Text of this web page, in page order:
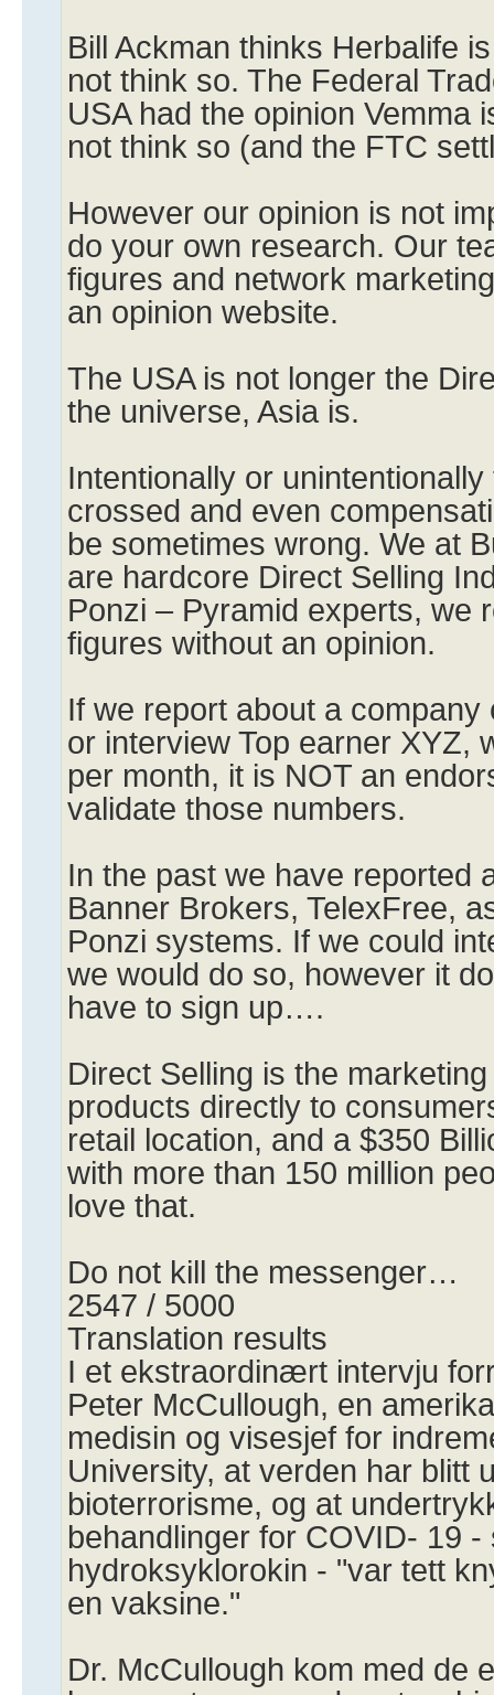
Bill Ackman thinks Herbalife
not think so. The Federal
USA had the opinion Vemma
not think so (and the FTC
However our opinion is not
do your own research. Our
figures and network
an opinion website.
The USA is not longer the
the universe, Asia is.
Intentionally or
crossed and even
be sometimes wrong. We at
are hardcore Direct Selling
Ponzi – Pyramid experts, we
figures without an opinion.
If we report about a
or interview Top earner XYZ,
per month, it is NOT an
validate those numbers.
In the past we have reported
Banner Brokers, TelexFree,
Ponzi systems. If we could
we would do so, however it
have to sign up….
Direct Selling is the
products directly to
retail location, and a $350
with more than 150 million
love that.
Do not kill the messenger…
2547 / 5000
Translation results
I et ekstraordinært intervju
Peter McCullough, en
medisin og visesjef for
University, at verden har blitt
bioterrorisme, og at
behandlinger for COVID- 19 -
hydroksyklorokin - "var tett
en vaksine."
Dr. McCullough kom med de